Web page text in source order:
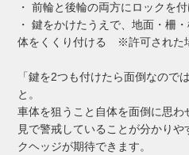
・ 前輪と後輪の両方にロックを付
・ 鍵をかけたうえで、地面・柵
体をくくり付ける ※許可された
「鍵を2つも付けたら面倒なので
と。
車体を狙うこと自体を面倒に思わ
見で警戒していることが分かり
クヘッジが期待できます。